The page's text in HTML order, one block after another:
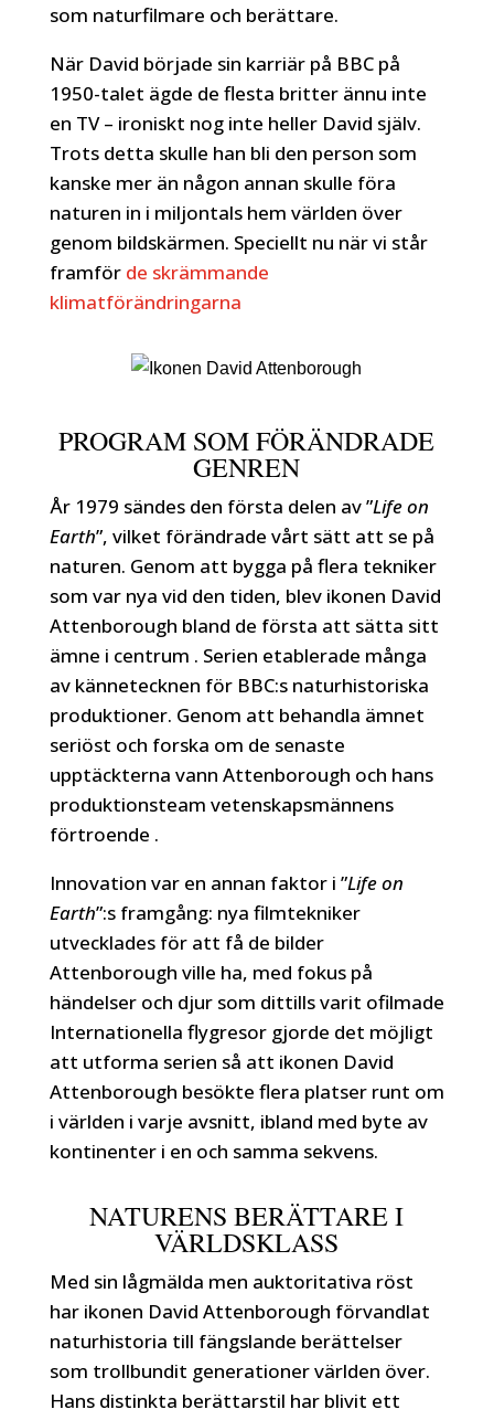
som naturfilmare och berättare.
När David började sin karriär på BBC på
1950-talet ägde de flesta britter ännu inte
en TV – ironiskt nog inte heller David själv.
Trots detta skulle han bli den person som
kanske mer än någon annan skulle föra
naturen in i miljontals hem världen över
genom bildskärmen. Speciellt nu när vi står
framför de skrämmande
klimatförändringarna
PROGRAM SOM FÖRÄNDRADE
GENREN
År 1979 sändes den första delen av ”Life on
Earth”, vilket förändrade vårt sätt att se på
naturen. Genom att bygga på flera tekniker
som var nya vid den tiden, blev ikonen David
Attenborough bland de första att sätta sitt
ämne i centrum . Serien etablerade många
av kännetecknen för BBC:s naturhistoriska
produktioner. Genom att behandla ämnet
seriöst och forska om de senaste
upptäckterna vann Attenborough och hans
produktionsteam vetenskapsmännens
förtroende .
Innovation var en annan faktor i ”Life on
Earth”:s framgång: nya filmtekniker
utvecklades för att få de bilder
Attenborough ville ha, med fokus på
händelser och djur som dittills varit ofilmade
Internationella flygresor gjorde det möjligt
att utforma serien så att ikonen David
Attenborough besökte flera platser runt om
i världen i varje avsnitt, ibland med byte av
kontinenter i en och samma sekvens.
NATURENS BERÄTTARE I
VÄRLDSKLASS
Med sin lågmälda men auktoritativa röst
har ikonen David Attenborough förvandlat
naturhistoria till fängslande berättelser
som trollbundit generationer världen över.
Hans distinkta berättarstil har blivit ett